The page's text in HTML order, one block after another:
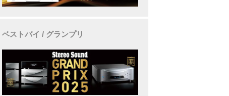
ベストバイ / グランプリ